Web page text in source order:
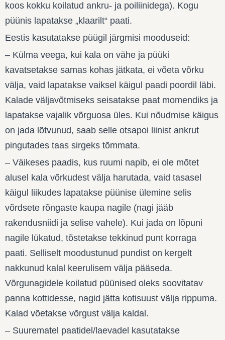
koos kokku koilatud ankru- ja poiliinidega). Kogu
püünis lapatakse „klaarilt“ paati.
Eestis kasutatakse püügil järgmisi mooduseid:
– Külma veega, kui kala on vähe ja püüki
kavatsetakse samas kohas jätkata, ei võeta võrku
välja, vaid lapatakse vaiksel käigul paadi poordil läbi.
Kalade väljavõtmiseks seisatakse paat momendiks ja
lapatakse vajalik võrguosa üles. Kui nõudmise käigus
on jada lõtvunud, saab selle otsapoi liinist ankrut
pingutades taas sirgeks tõmmata.
– Väikeses paadis, kus ruumi napib, ei ole mõtet
alusel kala võrkudest välja harutada, vaid tasasel
käigul liikudes lapatakse püünise ülemine selis
võrdsete rõngaste kaupa nagile (nagi jääb
rakendusniidi ja selise vahele). Kui jada on lõpuni
nagile lükatud, tõstetakse tekkinud punt korraga
paati. Selliselt moodustunud pundist on kergelt
nakkunud kalal keerulisem välja pääseda.
Võrgunagidele koilatud püünised oleks soovitatav
panna kottidesse, nagid jätta kotisuust välja rippuma.
Kalad võetakse võrgust välja kaldal.
– Suurematel paatidel/laevadel kasutatakse